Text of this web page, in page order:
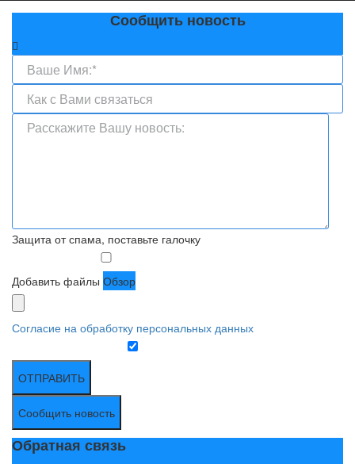
Сообщить новость
Защита от спама, поставьте галочку
Добавить файлы Обзор
Согласие на обработку персональных данных
ОТПРАВИТЬ
Сообщить новость
Обратная связь